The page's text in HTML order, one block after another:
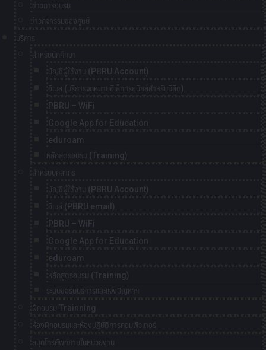
ข่าวการอบรม
ข่าวกิจกรรมของศูนย์
บริการ
สำหรับนักศึกษา
บัญชีผู้ใช้งาน (PBRU Account)
อีเมล (บริการจดหมายอิเล็กทรอนิกส์สำหรับนิสิต)
PBRU – WiFi
Google App for Education
eduroam
หลักสูตรอบรม (Training)
สำหรับบุคลากร
บัญชีผู้ใช้งาน (PBRU Account)
อีเมล์ (PBRU email)
PBRU – WiFi
Google App for Education
eduroam
หลักสูตรอบรม (Training)
ระบบขอรับบริการและแจ้งปัญหาฯ
ฝึกอบรม Trainning
ห้องฝึกอบรมและห้องปฏิบัติการคอมพิวเตอร์
สมุดโทรศัพท์ภายในหน่วยงาน